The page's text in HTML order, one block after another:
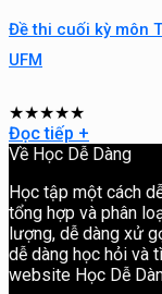
Đề thi cuối kỳ môn
UFM
★★★★★
Đọc tiếp +
Về Học Dễ Dàng
Học tập một cách
tổng hợp và phân
lượng, dễ dàng xử
dễ dàng học hỏi và
website Học Dễ